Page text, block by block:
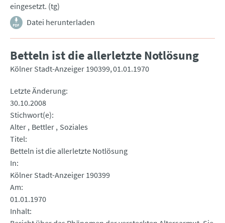
eingesetzt. (tg)
Datei herunterladen
Betteln ist die allerletzte Notlösung
Kölner Stadt-Anzeiger 190399 01.01.1970
Letzte Änderung
30.10.2008
Stichwort(e)
Alter Bettler Soziales
Titel
Betteln ist die allerletzte Notlösung
In
Kölner Stadt-Anzeiger 190399
Am
01.01.1970
Inhalt